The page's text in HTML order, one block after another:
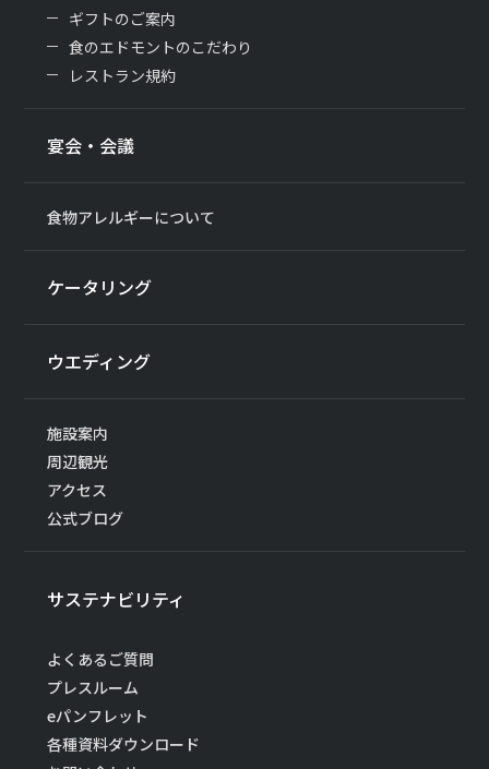
ギフトのご案内
食のエドモントのこだわり
レストラン規約
宴会・会議
食物アレルギーについて
ケータリング
ウエディング
施設案内
周辺観光
アクセス
公式ブログ
サステナビリティ
よくあるご質問
プレスルーム
eパンフレット
各種資料ダウンロード